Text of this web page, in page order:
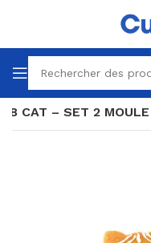
CAT – SET 2